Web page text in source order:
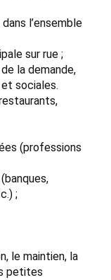
l’ensemble
sur rue ;
la demande,
sociales.
(professions
;
le maintien, la
petites